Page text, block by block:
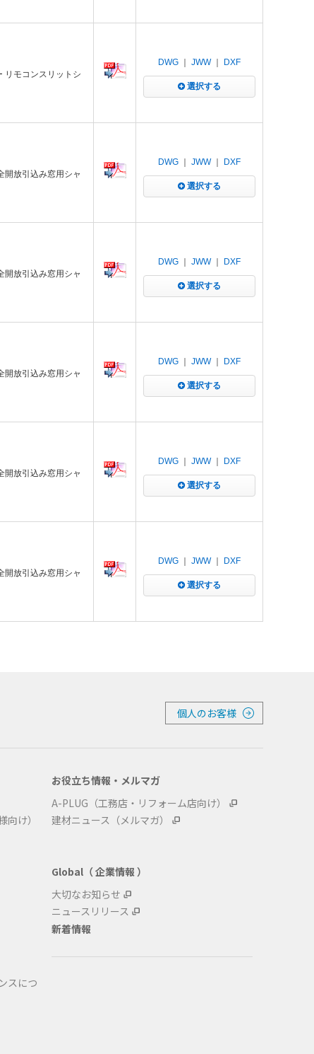
リモコンスリットシ
DWG JWW｜ DXF
選択する
開放引込み窓用シャ
DWG JWW｜ DXF
選択する
開放引込み窓用シャ
DWG JWW｜ DXF
選択する
開放引込み窓用シャ
DWG JWW｜ DXF
選択する
開放引込み窓用シャ
DWG JWW｜ DXF
選択する
開放引込み窓用シャ
DWG JWW｜ DXF
選択する
個人のお客様
け）
スにつ
お役立ち情報・メルマガ
A-PLUG（工務店・リフォーム店向け）
建材ニュース（メルマガ）
Global（ 企業情報 ）
大切なお知らせ
ニュースリリース
新着情報